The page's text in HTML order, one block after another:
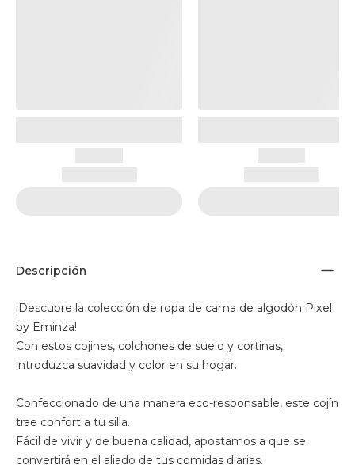
Descripción
¡Descubre la colección de ropa de cama de algodón Pixel
by Eminza!
Con estos cojines, colchones de suelo y cortinas,
introduzca suavidad y color en su hogar.
Confeccionado de una manera eco-responsable, este cojín
trae confort a tu silla.
Fácil de vivir y de buena calidad, apostamos a que se
convertirá en el aliado de tus comidas diarias.